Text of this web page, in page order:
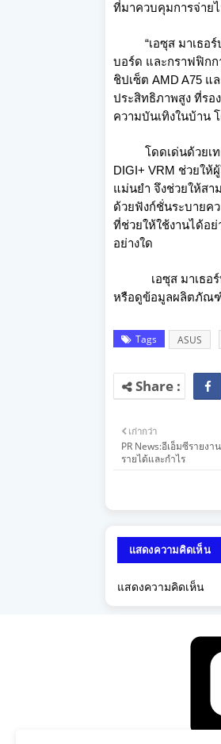
ที่มาควบคุมการจ่าย
“เอซุส มาเธอร์บอ
บอร์ด และกราฟฟิกก
ชิปเซ็ต AMD A75 แ
ประสิทธิภาพสูง ที่รอ
ความบันเทิงในบ้าน
โดดเด่นด้วยเทคโ
DIGI+ VRM ช่วยใ
แม่นยำ จึงช่วยให้สา
ด้วยฟังก์ชั่นระบายค
ที่ช่วยให้ใช้งานได้อ
อย่างใด
เอซุส มาเธอร์บอ
หรือดูข้อมูลผลิตภัณฑ์
Tags ASUS
เก่ากว่า
PR News:อีเอ็มซีรายง
รายได้และกำไร
แสดงความคิดเห็น
แสดงความคิดเห็น